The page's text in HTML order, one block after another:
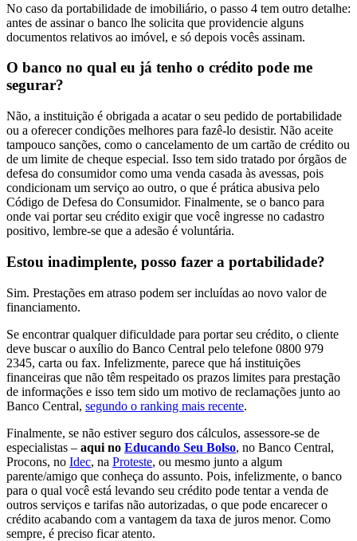
No caso da portabilidade de imobiliário, o passo 4 tem outro detalhe:
antes de assinar o banco lhe solicita que providencie alguns
documentos relativos ao imóvel, e só depois vocês assinam.
O banco no qual eu já tenho o crédito pode me
segurar?
Não, a instituição é obrigada a acatar o seu pedido de portabilidade
ou a oferecer condições melhores para fazê-lo desistir. Não aceite
tampouco sanções, como o cancelamento de um cartão de crédito ou
de um limite de cheque especial. Isso tem sido tratado por órgãos de
defesa do consumidor como uma venda casada às avessas, pois
condicionam um serviço ao outro, o que é prática abusiva pelo
Código de Defesa do Consumidor. Finalmente, se o banco para
onde vai portar seu crédito exigir que você ingresse no cadastro
positivo, lembre-se que a adesão é voluntária.
Estou inadimplente, posso fazer a portabilidade?
Sim. Prestações em atraso podem ser incluídas ao novo valor de
financiamento.
Se encontrar qualquer dificuldade para portar seu crédito, o cliente
deve buscar o auxílio do Banco Central pelo telefone 0800 979
2345, carta ou fax. Infelizmente, parece que há instituições
financeiras que não têm respeitado os prazos limites para prestação
de informações e isso tem sido um motivo de reclamações junto ao
Banco Central, segundo o ranking mais recente.
Finalmente, se não estiver seguro dos cálculos, assessore-se de
especialistas – aqui no Educando Seu Bolso, no Banco Central,
Procons, no Idec, na Proteste, ou mesmo junto a algum
parente/amigo que conheça do assunto. Pois, infelizmente, o banco
para o qual você está levando seu crédito pode tentar a venda de
outros serviços e tarifas não autorizadas, o que pode encarecer o
crédito acabando com a vantagem da taxa de juros menor. Como
sempre, é preciso ficar atento.